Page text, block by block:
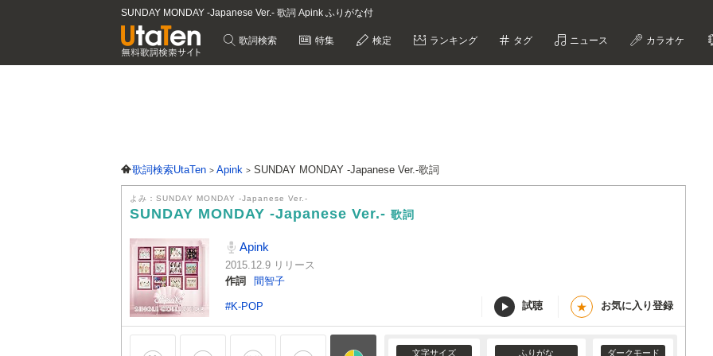
SUNDAY MONDAY -Japanese Ver.- 歌詞 Apink ふりがな付
歌詞検索 特集 検定 ランキング タグ ニュース カラオケ
歌詞検索UtaTen Apink SUNDAY MONDAY -Japanese Ver.-歌詞
よみ：SUNDAY MONDAY -Japanese Ver.-
SUNDAY MONDAY -Japanese Ver.- 歌詞
Apink
2015.12.9 リリース
作詞
間智子
#K-POP 試聴 ★ お気に入り登録
文字サイズ ふりがな ダークモード